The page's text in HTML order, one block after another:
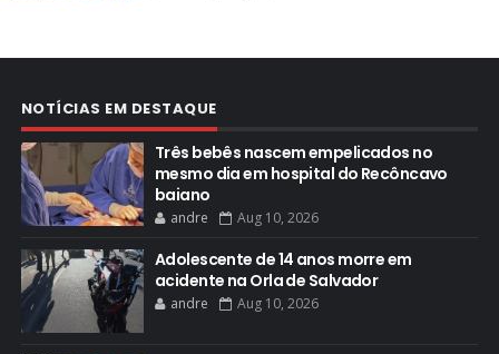
NOTÍCIAS EM DESTAQUE
Três bebês nascem empelicados no
mesmo dia em hospital do Recôncavo
baiano
andre Aug 10, 2026
Adolescente de 14 anos morre em
acidente na Orla de Salvador
andre Aug 10, 2026